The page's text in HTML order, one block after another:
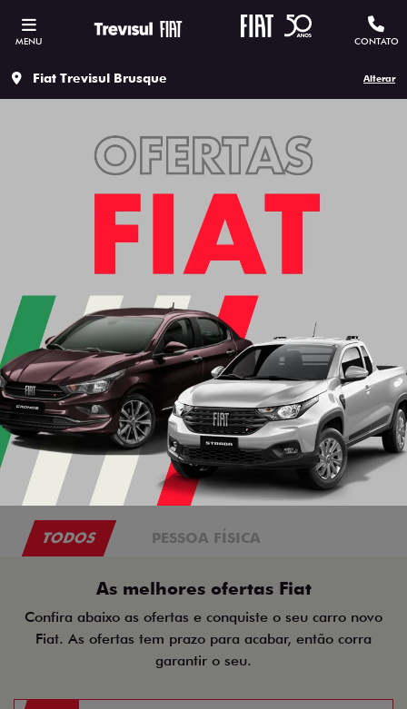
MENU CONTATO
Fiat Trevisul Brusque Alterar
TODOS PESSOA FÍSICA
As melhores ofertas Fiat
Confira abaixo as ofertas e conquiste o seu carro novo
Fiat. As ofertas tem prazo para acabar, então corra
garantir o seu.